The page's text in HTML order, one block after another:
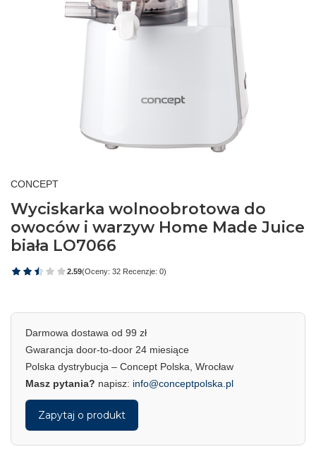
CONCEPT
Wyciskarka wolnoobrotowa do
owoców i warzyw Home Made Juice
biała LO7066
2.59(Oceny: 32 Recenzje: 0)
Darmowa dostawa od 99 zł
Gwarancja door-to-door 24 miesiące
Polska dystrybucja – Concept Polska, Wrocław
Masz pytania? napisz: info@conceptpolska.pl
Zapytaj o produkt